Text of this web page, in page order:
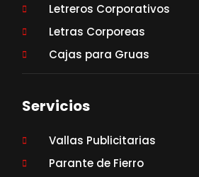
Letreros Corporativos
Letras Corporeas
Cajas para Gruas
Servicios
Vallas Publicitarias
Parante de Fierro